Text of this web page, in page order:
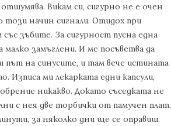
Викам си, сигурно не е очен
този начин сигнали. Отидох при
зъбите. За сигурност пусна една
малко замъглени. И ме посъветва да
път на синусите, и там вече истината
Изписа ми лекарката едни капсули,
никакво. Докато съседката не
с нея две торбички от памучен плат,
за няколко дни ще се оправиш.